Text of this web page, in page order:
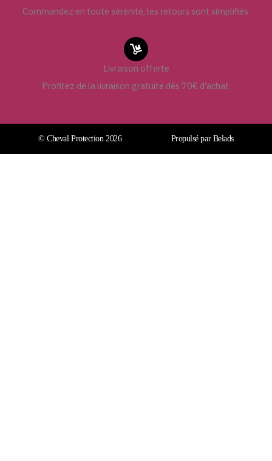
Commandez en toute sérénité, les retours sont simplifiés.
Livraison offerte
Profitez de la livraison gratuite dès 70€ d’achat.
© Cheval Protection 2026 Propulsé par Belads